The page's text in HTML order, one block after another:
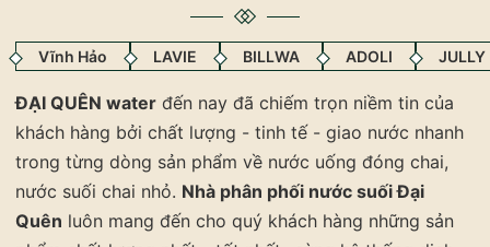
Vĩnh Hảo LAVIE BILLWA ADOLI JULLY
ĐẠI QUÊN water đến nay đã chiếm trọn niềm tin của
khách hàng bởi chất lượng - tinh tế - giao nước nhanh
trong từng dòng sản phẩm về nước uống đóng chai,
nước suối chai nhỏ. Nhà phân phối nước suối Đại
Quên luôn mang đến cho quý khách hàng những sản